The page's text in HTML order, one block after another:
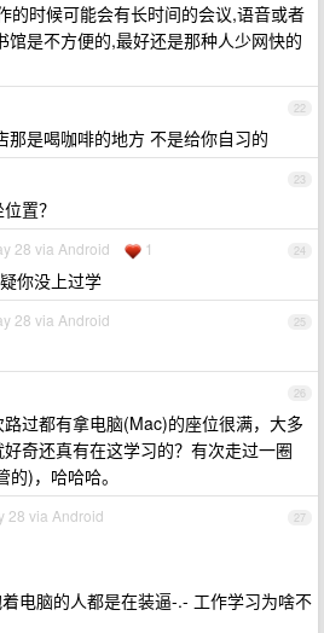
的时候可能会有长时间的会议,语音或者
馆是不方便的,最好还是那种人少网快的
22
那是喝咖啡的地方 不是给你自习的
23
置？
24
28 via Android 1
你没上过学
25
28 via Android
26
过都有拿电脑(Mac)的座位很满，大多
奇还真有在这学习的？有次走过一圈
)，哈哈哈。
27
28 via Android
电脑的人都是在装逼-.- 工作学习为啥不